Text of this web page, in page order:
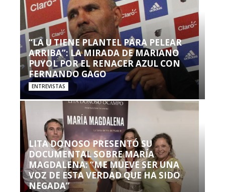
“LA U TIENE PLANTEL PARA PELEAR
ARRIBA”: LA MIRADA DE MARIANO
PUYOL POR EL RENACER AZUL CON
FERNANDO GAGO
ENTREVISTAS
LITA DONOSO PRESENTÓ SU
DOCUMENTAL SOBRE MARÍA
MAGDALENA: “ME MUEVE SER UNA
VOZ DE ESTA VERDAD QUE HA SIDO
NEGADA”